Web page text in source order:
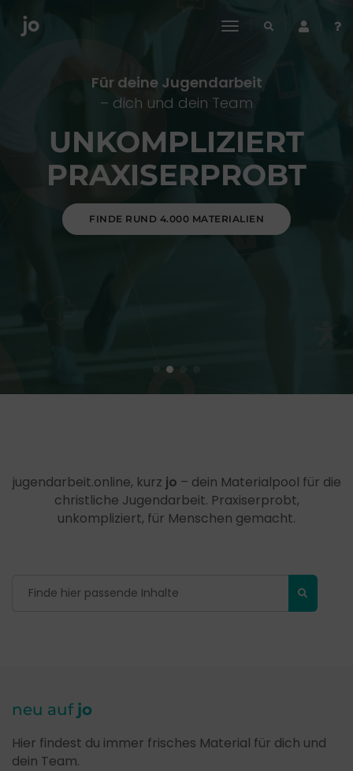
toggle
Für deine Jugendarbeit
– dich und dein Team
UNKOMPLIZIERT
PRAXISERPROBT
FINDE RUND 4.000 MATERIALIEN
jugendarbeit.online, kurz jo – dein Materialpool für die
christliche Jugendarbeit. Praxiserprobt,
unkompliziert, für Menschen gemacht.
neu auf jo
Hier findest du immer frisches Material für dich und
dein Team.